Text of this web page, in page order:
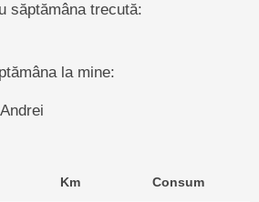
săptămâna trecută:
la mine:
Km Consum